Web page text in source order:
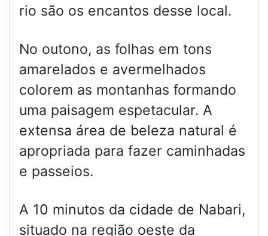
rio são os encantos desse local.
No outono, as folhas em tons
amarelados e avermelhados
colorem as montanhas formando
uma paisagem espetacular. A
extensa área de beleza natural é
apropriada para fazer caminhadas
e passeios.
A 10 minutos da cidade de Nabari,
situado na região oeste da